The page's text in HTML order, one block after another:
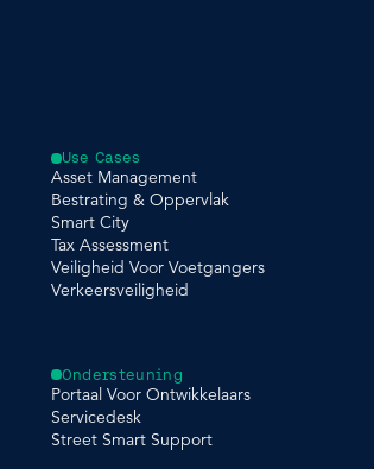
Use Cases
Asset Management
Bestrating & Oppervlak
Smart City
Tax Assessment
Veiligheid Voor Voetgangers
Verkeersveiligheid
Ondersteuning
Portaal Voor Ontwikkelaars
Servicedesk
Street Smart Support